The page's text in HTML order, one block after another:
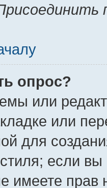
опрос?
или
или
для
если
имеете прав